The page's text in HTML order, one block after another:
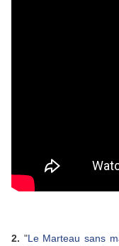
2. "Le Marteau sans